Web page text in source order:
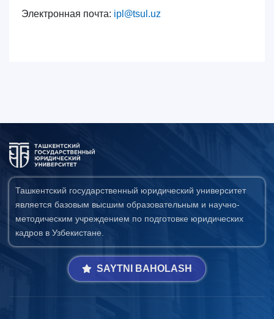
Электронная почта: ipl @tsul .uz
Ташкентский государственный юридический университет
является базовым высшим образовательным и научно-
методическим учреждением по подготовке юридических
кадров в Узбекистане.
SAYTNI BAHOLASH